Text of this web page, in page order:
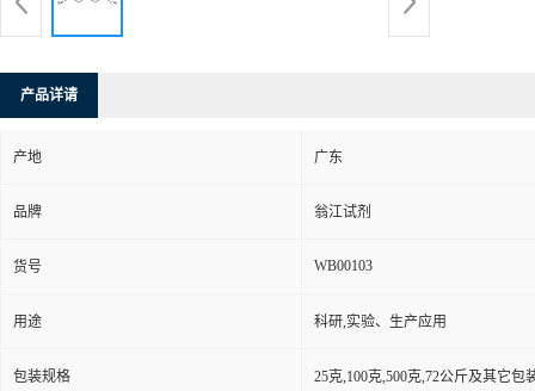
产品详请
产地 广东
品牌 翁江试剂
货号 WB00103
用途 科研,实验、生产应用
包装规格 25克,100克,500克,72公斤及其它包